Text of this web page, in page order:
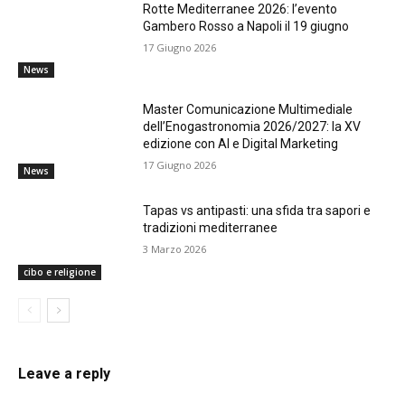
News
Rotte Mediterranee 2026: l’evento
Gambero Rosso a Napoli il 19 giugno
17 Giugno 2026
News
Master Comunicazione Multimediale
dell’Enogastronomia 2026/2027: la XV
edizione con AI e Digital Marketing
17 Giugno 2026
cibo e religione
Tapas vs antipasti: una sfida tra sapori e
tradizioni mediterranee
3 Marzo 2026
Leave a reply